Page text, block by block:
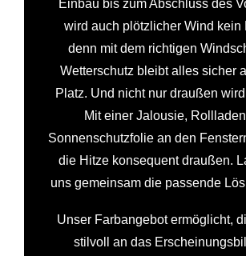
Einbau bis zum Abschluss des
wird auch plötzlicher Wind kein
denn mit dem richtigen
Wetterschutz bleibt alles sicher
Platz. Und nicht nur draußen
Mit einer Jalousie,
Sonnenschutzfolie an den
die Hitze konsequent draußen.
uns gemeinsam die passende
Unser Farbangebot ermöglicht,
stilvoll an das